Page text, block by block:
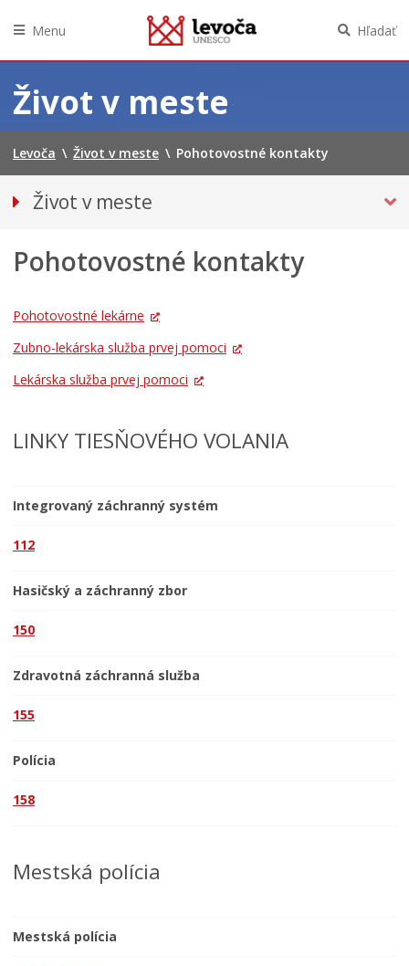
obsah
Menu Hľadať
Život v meste
Levoča \ Život v meste \ Pohotovostné kontakty
Život v meste
Doprava
Kultúra
Školstvo
Levočský TV týždenník 29. týždeň
POHOTOVOSTNÉ KONTAKTY
Pohotovostné kontakty
Pohotovostné lekárne
Zubno-lekárska služba prvej pomoci
Lekárska služba prvej pomoci
LINKY TIESŇOVÉHO VOLANIA
Integrovaný záchranný systém
112
Hasičský a záchranný zbor
150
Zdravotná záchranná služba
155
Polícia
158
Mestská polícia
Mestská polícia